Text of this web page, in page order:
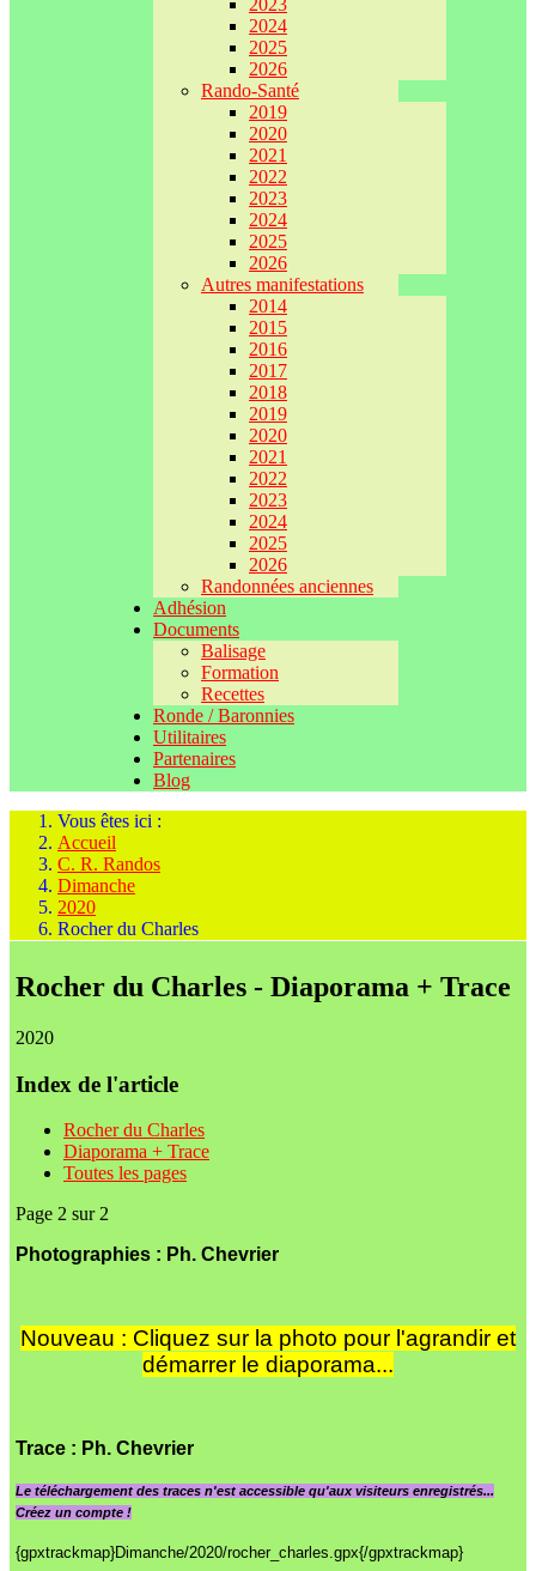
2023
2024
2025
2026
Rando-Santé
2019
2020
2021
2022
2023
2024
2025
2026
Autres manifestations
2014
2015
2016
2017
2018
2019
2020
2021
2022
2023
2024
2025
2026
Randonnées anciennes
Adhésion
Documents
Balisage
Formation
Recettes
Ronde / Baronnies
Utilitaires
Partenaires
Blog
Vous êtes ici :
Accueil
C. R. Randos
Dimanche
2020
Rocher du Charles
Rocher du Charles - Diaporama + Trace
2020
Index de l'article
Rocher du Charles
Diaporama + Trace
Toutes les pages
Page 2 sur 2
Photographies : Ph. Chevrier
Nouveau : Cliquez sur la photo pour l'agrandir et
démarrer le diaporama...
Trace : Ph. Chevrier
Le téléchargement des traces n'est accessible qu'aux visiteurs enregistrés...
Créez un compte !
{gpxtrackmap}Dimanche/2020/rocher_charles.gpx{/gpxtrackmap}